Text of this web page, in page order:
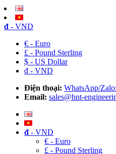
đ - VND
€ - Euro
£ - Pound Sterling
$ - US Dollar
đ - VND
Điện thoại: WhatsApp/
Email: sales@hnt-
đ - VND
€ - Euro
£ - Pound Sterling